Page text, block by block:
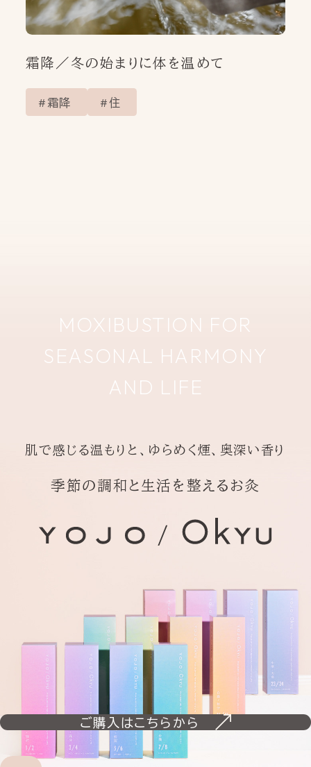
霜降／冬の始まりに体を温めて
霜降 住
MOXIBUSTION FOR
SEASONAL HARMONY
AND LIFE
肌で感じる温もりと、ゆらめく煙、奥深い香り
季節の調和と生活を整えるお灸
ご購入はこちらから